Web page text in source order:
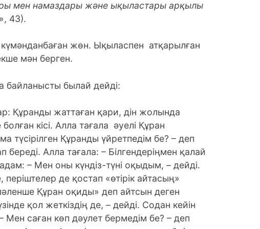
мен намаздары және ықыластары арқылы
43).
жөн. Ықыласпен атқарылған
мән бер­ген.
былай дейді:
Құранды жаттаған қари, дін жолында
кісі. Алла тағала әуелі Құран
түсірілген Құранды үйретпедім бе? – деп
Алла тағала: – Білгендеріңмен қалай
– Мен оны күндіз-түні оқыдым, – дейді.
де қостап «өтірік айтасың»
Құран оқиды» деп айтсын деген
қол жеткіздің де, – дейді. Содан кейін
Мен саған көп дәулет бермедім бе? – деп